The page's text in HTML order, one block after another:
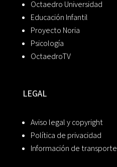
Octaedro Universidad
Educación Infantil
Proyecto Noria
Psicología
OctaedroTV
LEGAL
Aviso legal y copyright
Política de privacidad
Información de transporte